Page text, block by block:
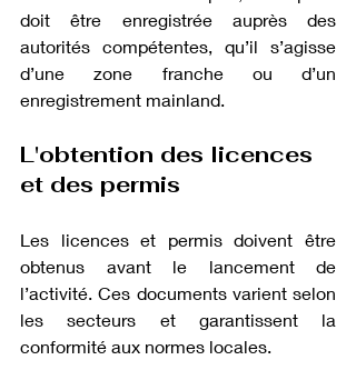
doit être enregistrée auprès des
autorités compétentes, qu’il s’agisse
d’une zone franche ou d’un
enregistrement mainland.
L'obtention des licences
et des permis
Les licences et permis doivent être
obtenus avant le lancement de
l’activité. Ces documents varient selon
les secteurs et garantissent la
conformité aux normes locales.